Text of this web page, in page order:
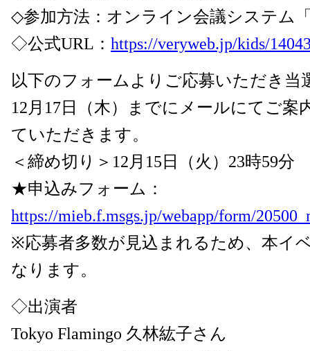
◇参加方法：オンライン会議システム
◇公式URL： https://veryweb.jp/kids/
以下のフォームよりご応募いただき当
12月17日（木）までにメールにてご案
ていただきます。
＜締め切り＞12月15日（火）23時59分
★申込みフォーム：
https://mieb.f.msgs.jp/webapp/form/
※応募者多数が見込まれるため、本イ
なります。
◇出演者
Tokyo Flamingo 久林紘子さん